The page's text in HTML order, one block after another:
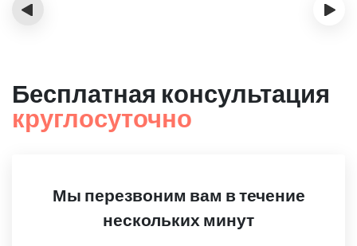
‹ ›
Бесплатная консультация
круглосуточно
Мы перезвоним вам в течение
нескольких минут